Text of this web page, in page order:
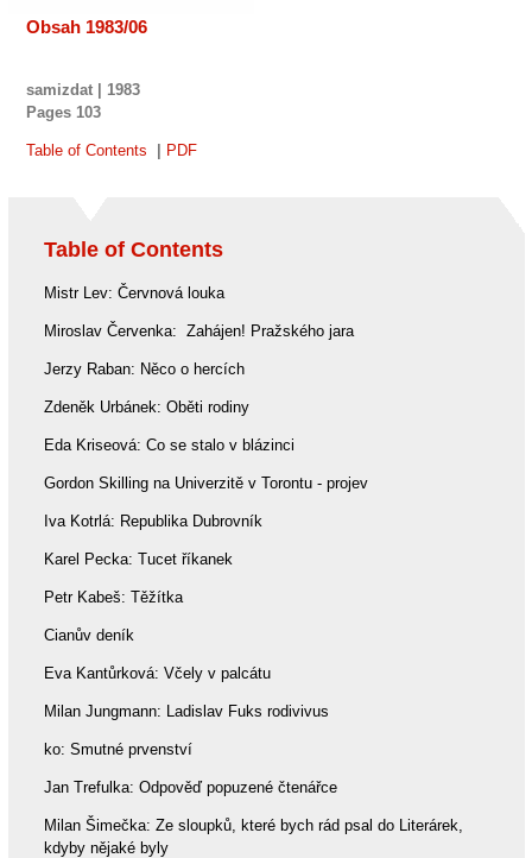
Obsah 1983/06
samizdat | 1983
Pages 103
Table of Contents | PDF
Table of Contents
Mistr Lev: Červnová louka
Miroslav Červenka: Zahájen! Pražského jara
Jerzy Raban: Něco o hercích
Zdeněk Urbánek: Oběti rodiny
Eda Kriseová: Co se stalo v blázinci
Gordon Skilling na Univerzitě v Torontu - projev
Iva Kotrlá: Republika Dubrovník
Karel Pecka: Tucet říkanek
Petr Kabeš: Těžítka
Cianův deník
Eva Kantůrková: Včely v palcátu
Milan Jungmann: Ladislav Fuks rodivivus
ko: Smutné prvenství
Jan Trefulka: Odpověď popuzené čtenářce
Milan Šimečka: Ze sloupků, které bych rád psal do Literárek,
kdyby nějaké byly